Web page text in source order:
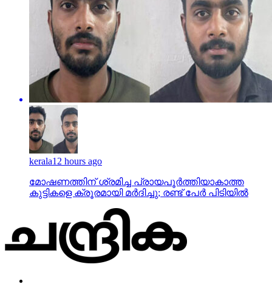
kerala12 hours ago
മോഷണത്തിന് ശ്രമിച്ച പ്രായപൂര്‍ത്തിയാകാത്ത
കുട്ടികളെ ക്രൂരമായി മര്‍ദിച്ചു; രണ്ട് പേര്‍ പിടിയില്‍